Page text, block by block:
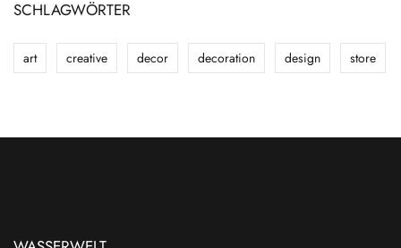
SCHLAGWÖRTER
art creative decor decoration design store